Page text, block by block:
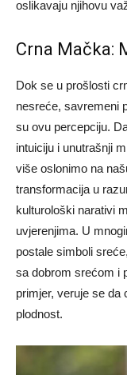
oslikavaju njihovu
Crna Mačka:
Dok se u prošlosti
nesreće, savremeni
su ovu percepciju.
intuiciju i unutrašnji
više oslonimo na
transformacija u
kulturološki narativi
uvjerenjima. U
postale simboli
sa dobrom srećom i
primjer, veruje se da
plodnost.